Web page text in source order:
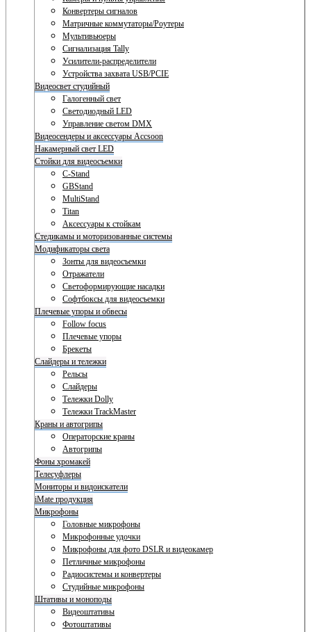
Конвертеры сигналов
Матричные коммутаторы/Роутеры
Мультивьюеры
Сигнализация Tally
Усилители-распределители
Устройства захвата USB/PCIE
Видеосвет студийный
Галогенный свет
Светодиодный LED
Управление светом DMX
Видеосендеры и аксессуары Accsoon
Накамерный свет LED
Стойки для видеосъемки
C-Stand
GBStand
MultiStand
Titan
Аксессуары к стойкам
Стедикамы и моторизованные системы
Модификаторы света
Зонты для видеосъемки
Отражатели
Светоформирующие насадки
Софтбоксы для видеосъемки
Плечевые упоры и обвесы
Follow focus
Плечевые упоры
Брекеты
Слайдеры и тележки
Рельсы
Слайдеры
Тележки Dolly
Тележки TrackMaster
Краны и автогрипы
Операторские краны
Автогрипы
Фоны хромакей
Телесуфлеры
Мониторы и видоискатели
iMate продукция
Микрофоны
Головные микрофоны
Микрофонные удочки
Микрофоны для фото DSLR и видеокамер
Петличные микрофоны
Радиосистемы и конвертеры
Студийные микрофоны
Штативы и моноподы
Видеоштативы
Фотоштативы